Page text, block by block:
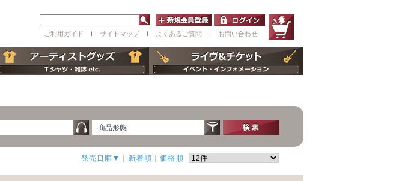
ご利用ガイド ｌ サイトマップ ｌ よくあるご質問 ｌ お問い合わせ
商品形態
発売日順▼ ｜ 新着順 ｜価格順